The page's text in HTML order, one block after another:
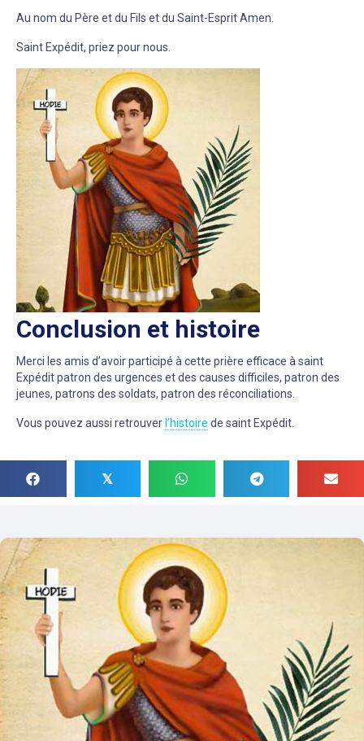
Au nom du Père et du Fils et du Saint-Esprit Amen.
Saint Expédit, priez pour nous.
Conclusion et histoire
Merci les amis d’avoir participé à cette prière efficace à saint
Expédit patron des urgences et des causes difficiles, patron des
jeunes, patrons des soldats, patron des réconciliations.
Vous pouvez aussi retrouver l’histoire de saint Expédit.
𝕏